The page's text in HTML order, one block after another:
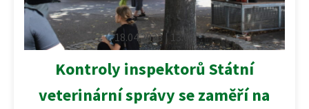
18.04.2023 | 13:03
Kontroly inspektorů Státní
veterinární správy se zaměří na